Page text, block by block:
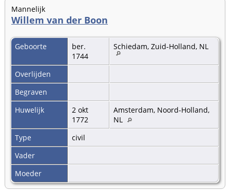
Mannelijk
Willem van der Boon
Geboorte
ber.
1744
Schiedam, Zuid-Holland, NL
Overlijden
Begraven
Huwelijk
2 okt
1772
Amsterdam, Noord-Holland,
NL
Type
civil
Vader
Moeder